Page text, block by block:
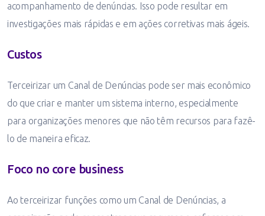
acompanhamento de denúncias. Isso pode resultar em
investigações mais rápidas e em ações corretivas mais ágeis.
Custos
Terceirizar um Canal de Denúncias pode ser mais econômico
do que criar e manter um sistema interno, especialmente
para organizações menores que não têm recursos para fazê-
lo de maneira eficaz.
Foco no core business
Ao terceirizar funções como um Canal de Denúncias, a